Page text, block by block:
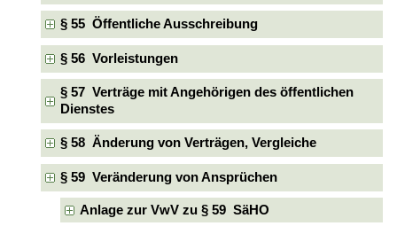
§ 55 Öffentliche Ausschreibung
§ 56 Vorleistungen
§ 57 Verträge mit Angehörigen des öffentlichen
Dienstes
§ 58 Änderung von Verträgen, Vergleiche
§ 59 Veränderung von Ansprüchen
Anlage zur VwV zu § 59 SäHO